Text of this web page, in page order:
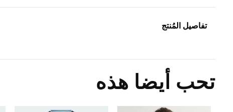
تفاصيل المُنتج
تحب أيضا هذه